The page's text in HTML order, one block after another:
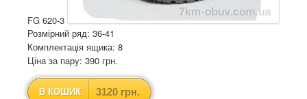
FG 620-3
Розмірний ряд: 36-41
Комплектація ящика: 8
Ціна за пару: 390 грн.
В КОШИК 3120 грн.